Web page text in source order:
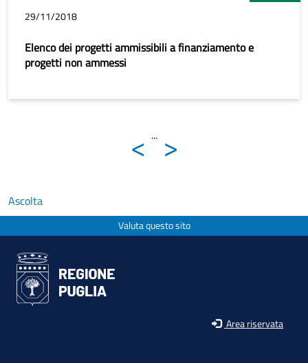
29/11/2018
Elenco dei progetti ammissibili a finanziamento e
progetti non ammessi
< ... >
Ascolta
Valuta questo sito
Area riservata